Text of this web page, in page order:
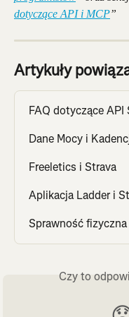
dotyczące API i MCP”
Artykuły
FAQ dotyczące API
Dane Mocy i
Freeletics i Strava
Aplikacja Ladder i
Sprawność fizyczna
Czy to